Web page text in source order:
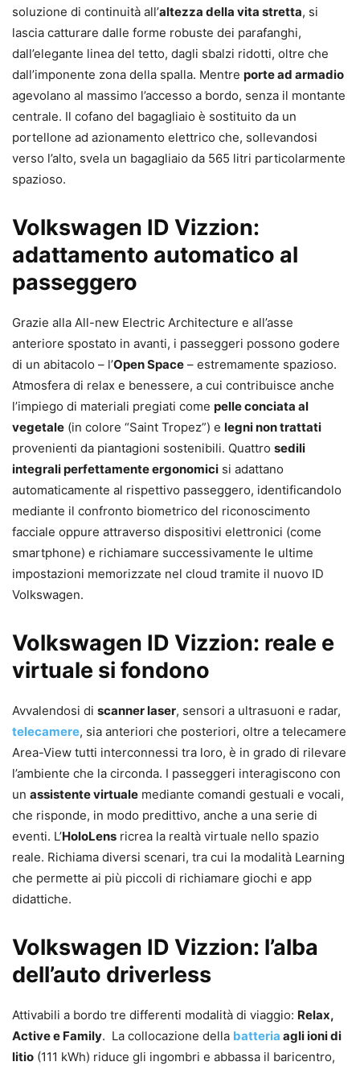
soluzione di continuità all’altezza della vita stretta, si
lascia catturare dalle forme robuste dei parafanghi,
dall’elegante linea del tetto, dagli sbalzi ridotti, oltre che
dall’imponente zona della spalla. Mentre porte ad armadio
agevolano al massimo l’accesso a bordo, senza il montante
centrale. Il cofano del bagagliaio è sostituito da un
portellone ad azionamento elettrico che, sollevandosi
verso l’alto, svela un bagagliaio da 565 litri particolarmente
spazioso.
Volkswagen ID Vizzion:
adattamento automatico al
passeggero
Grazie alla All-new Electric Architecture e all’asse
anteriore spostato in avanti, i passeggeri possono godere
di un abitacolo – l’Open Space – estremamente spazioso.
Atmosfera di relax e benessere, a cui contribuisce anche
l’impiego di materiali pregiati come pelle conciata al
vegetale (in colore “Saint Tropez”) e legni non trattati
provenienti da piantagioni sostenibili. Quattro sedili
integrali perfettamente ergonomici si adattano
automaticamente al rispettivo passeggero, identificandolo
mediante il confronto biometrico del riconoscimento
facciale oppure attraverso dispositivi elettronici (come
smartphone) e richiamare successivamente le ultime
impostazioni memorizzate nel cloud tramite il nuovo ID
Volkswagen.
Volkswagen ID Vizzion: reale e
virtuale si fondono
Avvalendosi di scanner laser, sensori a ultrasuoni e radar,
telecamere, sia anteriori che posteriori, oltre a telecamere
Area-View tutti interconnessi tra loro, è in grado di rilevare
l’ambiente che la circonda. I passeggeri interagiscono con
un assistente virtuale mediante comandi gestuali e vocali,
che risponde, in modo predittivo, anche a una serie di
eventi. L’HoloLens ricrea la realtà virtuale nello spazio
reale. Richiama diversi scenari, tra cui la modalità Learning
che permette ai più piccoli di richiamare giochi e app
didattiche.
Volkswagen ID Vizzion: l’alba
dell’auto driverless
Attivabili a bordo tre differenti modalità di viaggio: Relax,
Active e Family. La collocazione della batteria agli ioni di
litio (111 kWh) riduce gli ingombri e abbassa il baricentro,